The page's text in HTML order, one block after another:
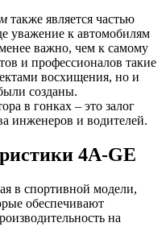
также является частью
уважение к автомобилям
важно, чем к самому
и профессионалов такие
восхищения, но и
созданы.
в гонках – это залог
инженеров и водителей.
4A-GE
в спортивной модели,
обеспечивают
на